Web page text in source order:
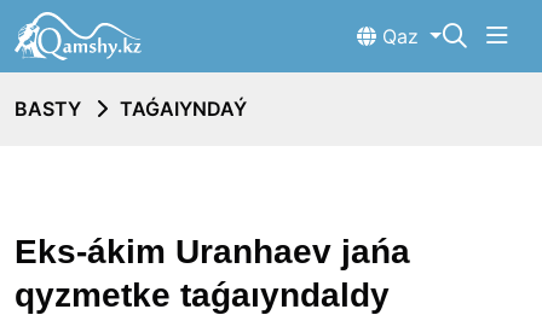
Qaz
BASTY TAǴAIYNDAÝ
Eks-ákim Uranhaev jańa
qyzmetke taǵaıyndaldy